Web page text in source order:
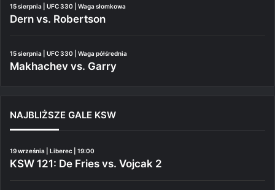
15 sierpnia | UFC 330 | Waga słomkowa
Dern vs. Robertson
15 sierpnia | UFC 330 | Waga półśrednia
Makhachev vs. Garry
NAJBLIŻSZE GALE KSW
19 września | Liberec | 19:00
KSW 121: De Fries vs. Vojcak 2